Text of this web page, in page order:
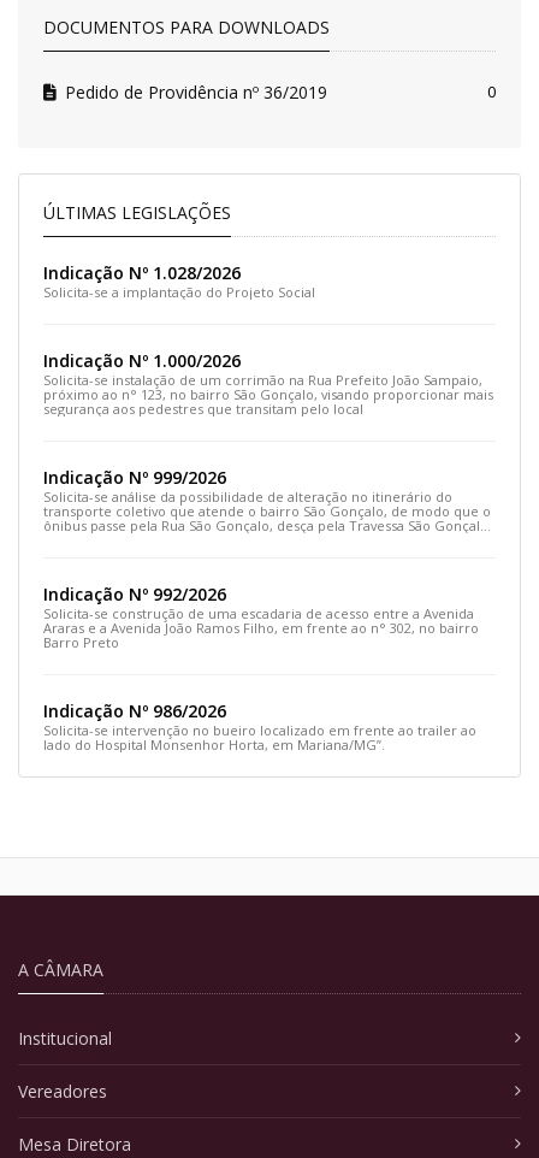
DOCUMENTOS PARA DOWNLOADS
Pedido de Providência nº 36/2019 0
ÚLTIMAS LEGISLAÇÕES
Indicação Nº 1.028/2026
Solicita-se a implantação do Projeto Social
Indicação Nº 1.000/2026
Solicita-se instalação de um corrimão na Rua Prefeito João Sampaio,
próximo ao n° 123, no bairro São Gonçalo, visando proporcionar mais
segurança aos pedestres que transitam pelo local
Indicação Nº 999/2026
Solicita-se análise da possibilidade de alteração no itinerário do
transporte coletivo que atende o bairro São Gonçalo, de modo que o
ônibus passe pela Rua São Gonçalo, desça pela Travessa São Gonçalo
Indicação Nº 992/2026
Solicita-se construção de uma escadaria de acesso entre a Avenida
Araras e a Avenida João Ramos Filho, em frente ao n° 302, no bairro
Barro Preto
Indicação Nº 986/2026
Solicita-se intervenção no bueiro localizado em frente ao trailer ao
lado do Hospital Monsenhor Horta, em Mariana/MG”.
A CÂMARA
Institucional
Vereadores
Mesa Diretora